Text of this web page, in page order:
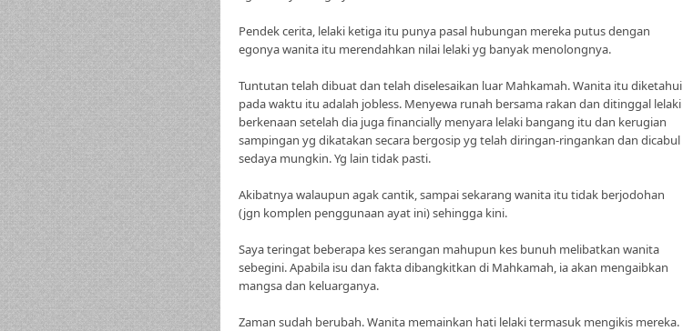
Pendek cerita, lelaki ketiga itu punya pasal hubungan mereka putus dengan
egonya wanita itu merendahkan nilai lelaki yg banyak menolongnya.
Tuntutan telah dibuat dan telah diselesaikan luar Mahkamah. Wanita itu diketahui
pada waktu itu adalah jobless. Menyewa runah bersama rakan dan ditinggal lelaki
berkenaan setelah dia juga financially menyara lelaki bangang itu dan kerugian
sampingan yg dikatakan secara bergosip yg telah diringan-ringankan dan dicabul
sedaya mungkin. Yg lain tidak pasti.
Akibatnya walaupun agak cantik, sampai sekarang wanita itu tidak berjodohan
(jgn komplen penggunaan ayat ini) sehingga kini.
Saya teringat beberapa kes serangan mahupun kes bunuh melibatkan wanita
sebegini. Apabila isu dan fakta dibangkitkan di Mahkamah, ia akan mengaibkan
mangsa dan keluarganya.
Zaman sudah berubah. Wanita memainkan hati lelaki termasuk mengikis mereka.